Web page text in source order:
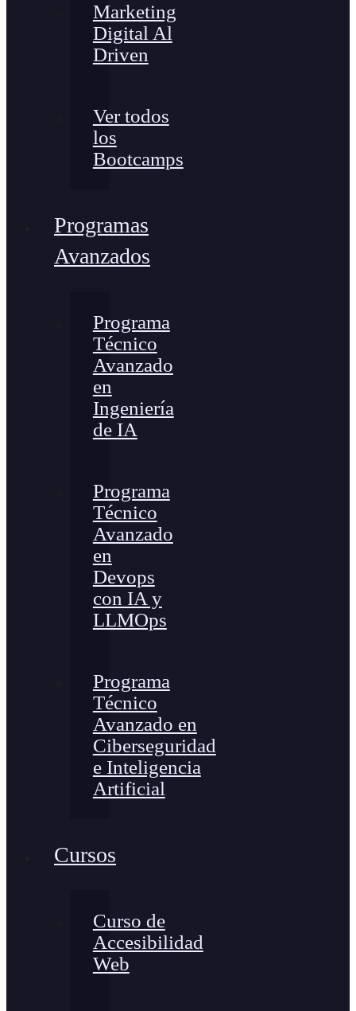
Marketing
Digital Al
Driven
Ver todos
los
Bootcamps
Programas
Avanzados
Programa
Técnico
Avanzado
en
Ingeniería
de IA
Programa
Técnico
Avanzado
en
Devops
con IA y
LLMOps
Programa
Técnico
Avanzado en
Ciberseguridad
e Inteligencia
Artificial
Cursos
Curso de
Accesibilidad
Web